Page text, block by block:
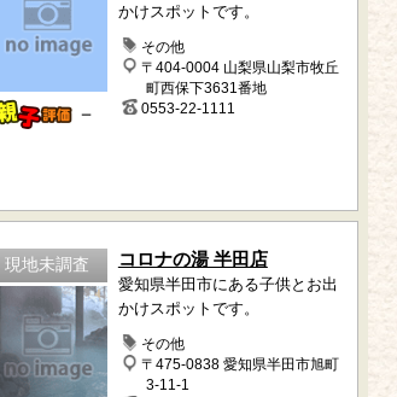
－
かけスポットです。
その他
〒404-0004 山梨県山梨市牧丘
町西保下3631番地
0553-22-1111
現地未調査 コロナの湯 半田店
愛知県半田市にある子供とお出
かけスポットです。
その他
〒475-0838 愛知県半田市旭町
3-11-1